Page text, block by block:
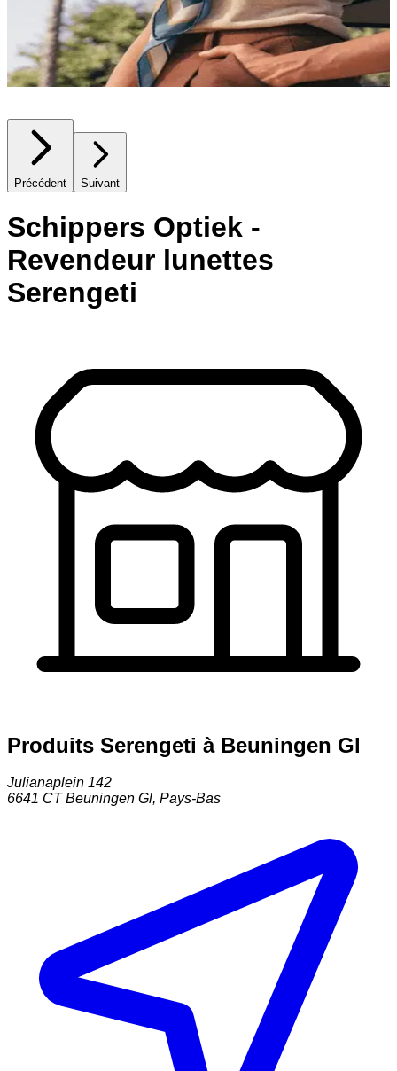
Précédent Suivant
Schippers Optiek -
Revendeur lunettes
Serengeti
Produits Serengeti à Beuningen Gl
Julianaplein 142
6641 CT Beuningen Gl, Pays-Bas